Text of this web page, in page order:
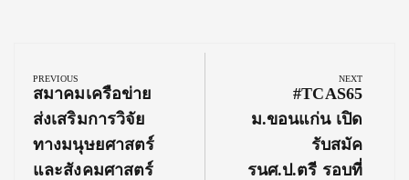
navigation
PREVIOUS
Previous
Post:
สมาคมเครือข่าย
ส่งเสริมการวิจัย
ทางมนุษยศาสตร์
และสังคมศาสตร์
NEXT
Next
Post:
#TCAS65
ม.ขอนแก่น เปิด
รับสมัค
รนศ.ป.ตรี รอบที่